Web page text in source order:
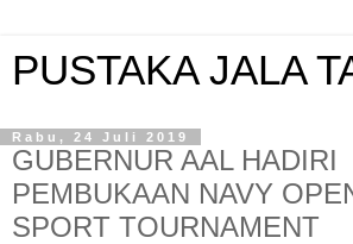
PUSTAKA JALA
Rabu, 24 Juli 2019
GUBERNUR AAL HADIRI
PEMBUKAAN NAVY
SPORT TOURNAMENT